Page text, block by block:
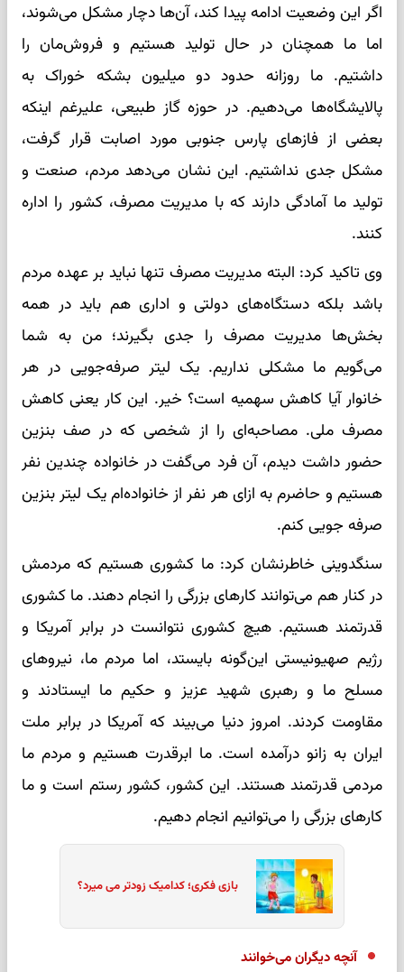
اگر این وضعیت ادامه پیدا کند، آن‌ها دچار مشکل می‌شوند،
اما ما همچنان در حال تولید هستیم و فروش‌مان را
داشتیم. ما روزانه حدود دو میلیون بشکه خوراک به
پالایشگاه‌ها می‌دهیم. در حوزه گاز طبیعی، علیرغم اینکه
بعضی از فازهای پارس جنوبی مورد اصابت قرار گرفت،
مشکل جدی نداشتیم. این نشان می‌دهد مردم، صنعت و
تولید ما آمادگی دارند که با مدیریت مصرف، کشور را اداره
کنند.
وی تاکید کرد: البته مدیریت مصرف تنها نباید بر عهده مردم
باشد بلکه دستگاه‌های دولتی و اداری هم باید در همه
بخش‌ها مدیریت مصرف را جدی بگیرند؛ من به شما
می‌گویم ما مشکلی نداریم. یک لیتر صرفه‌جویی در هر
خانوار آیا کاهش سهمیه است؟ خیر. این کار یعنی کاهش
مصرف ملی. مصاحبه‌ای را از شخصی که در صف بنزین
حضور داشت دیدم، آن فرد می‌گفت در خانواده چندین نفر
هستیم و حاضرم به ازای هر نفر از خانواده‌ام یک لیتر بنزین
صرفه جویی کنم.
سنگدوینی خاطرنشان کرد: ما کشوری هستیم که مردمش
در کنار هم می‌توانند کارهای بزرگی را انجام دهند. ما کشوری
قدرتمند هستیم. هیچ کشوری نتوانست در برابر آمریکا و
رژیم صهیونیستی این‌گونه بایستد، اما مردم ما، نیروهای
مسلح ما و رهبری شهید عزیز و حکیم ما ایستادند و
مقاومت کردند. امروز دنیا می‌بیند که آمریکا در برابر ملت
ایران به زانو درآمده است. ما ابرقدرت هستیم و مردم ما
مردمی قدرتمند هستند. این کشور، کشور رستم است و ما
کارهای بزرگی را می‌توانیم انجام دهیم.
بازی فکری؛ کدامیک زودتر می میرد؟
آنچه دیگران می‌خوانند